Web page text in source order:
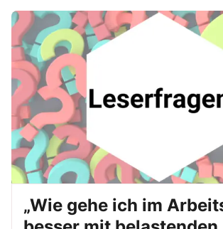
„Wie gehe ich im